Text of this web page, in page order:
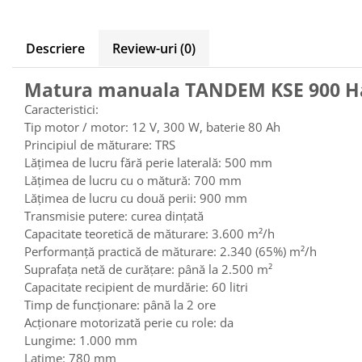
Carucior butoi 200 L
Ulei pentru compresor
Ridicare
LIZE
Suport butelii
Automatizarea productiei
Scule
Curatenie
Rezervor mobil motorina
Sudura
Sudare manuala
Pozitionere de sudura
Instalatii de rotire
Tip BK – basculare prin rulare
Tip VD / VG
Tip GU / GU-E - compacte
Tip SGU - pentru span
Tip MGU - Minicontainer
Tip SMGU - mini pentru span
Tip RD - cu capac rotund
Tip BKC - de mare capacitate
Tip DUO / TRIO
Tip NK - mecanism foarfeca
Prelungitoare furci stivuitor
Containere stivuibile
Tip BSK - pentru deșeuri
Traverse pentru BSK
Tip SB - cu bază rabatabilă
Nacela stivuitor
Descriere Review-uri(0)
Matura manuala TANDEM KSE 900
Caracteristici:
Tip motor / motor: 12 V, 300 W, baterie 80 Ah
Principiul de măturare: TRS
Lățimea de lucru fără perie laterală: 500 mm
Lățimea de lucru cu o mătură: 700 mm
Lățimea de lucru cu două perii: 900 mm
Transmisie putere: curea dințată
Capacitate teoretică de măturare: 3.600 m²/h
Performanță practică de măturare: 2.340 (65%) m²/h
Suprafața netă de curățare: până la 2.500 m²
Capacitate recipient de murdărie: 60 litri
Timp de funcționare: până la 2 ore
Acționare motorizată perie cu role: da
Lungime: 1.000 mm
Latime: 780 mm